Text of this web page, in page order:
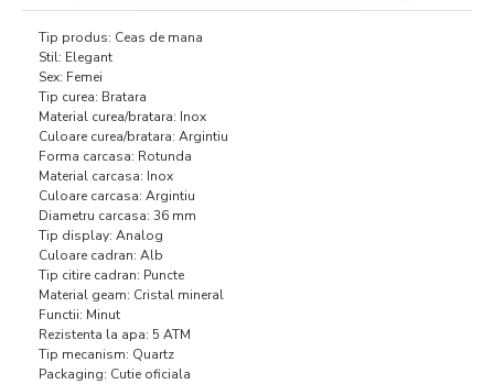
Tip produs: Ceas de mana
Stil: Elegant
Sex: Femei
Tip curea: Bratara
Material curea/bratara: Inox
Culoare curea/bratara: Argintiu
Forma carcasa: Rotunda
Material carcasa: Inox
Culoare carcasa: Argintiu
Diametru carcasa: 36 mm
Tip display: Analog
Culoare cadran: Alb
Tip citire cadran: Puncte
Material geam: Cristal mineral
Functii: Minut
Rezistenta la apa: 5 ATM
Tip mecanism: Quartz
Packaging: Cutie oficiala